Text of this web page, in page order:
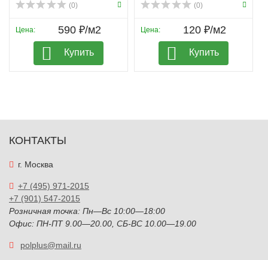
(0)
Цена: 590 ₽/м2
Купить
(0)
Цена: 120 ₽/м2
Купить
КОНТАКТЫ
г. Москва
+7 (495) 971-2015
+7 (901) 547-2015
Розничная точка: Пн—Вс 10:00—18:00
Офис: ПН-ПТ 9.00—20.00, СБ-ВС 10.00—19.00
polplus@mail.ru